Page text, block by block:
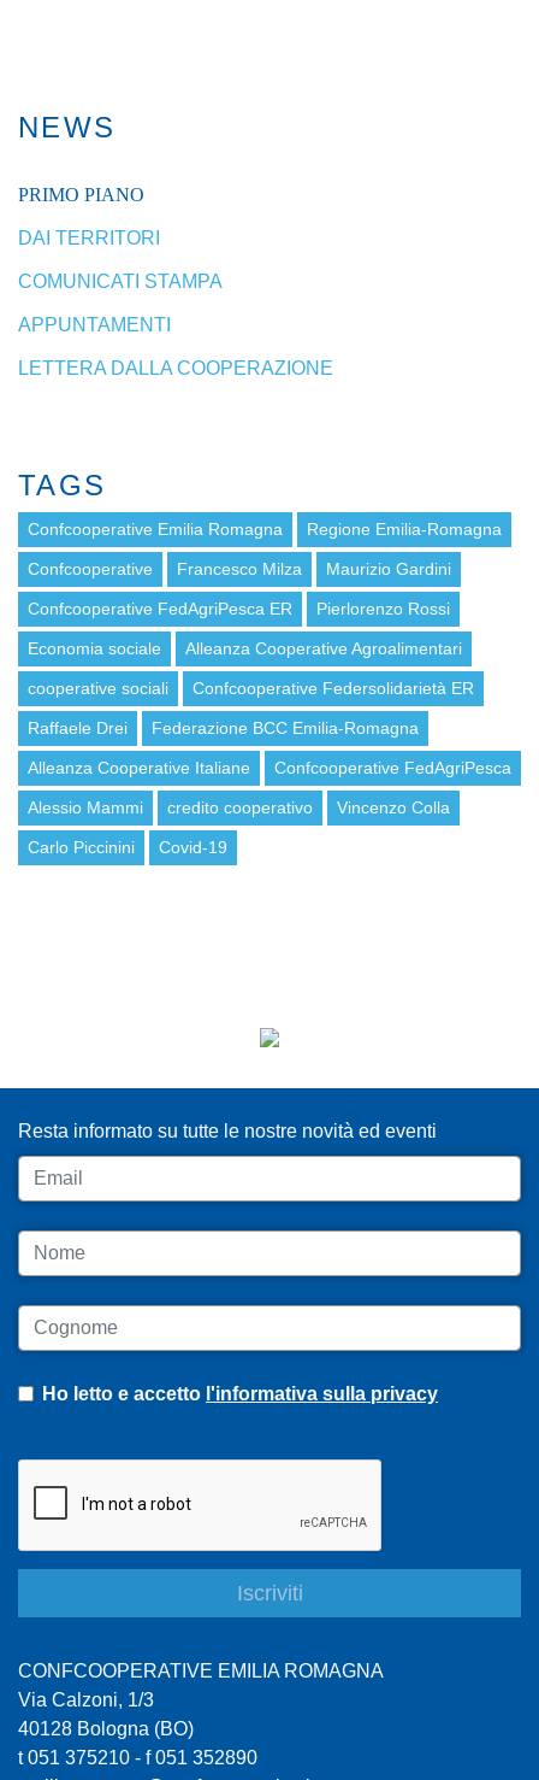
NEWS
PRIMO PIANO
DAI TERRITORI
COMUNICATI STAMPA
APPUNTAMENTI
LETTERA DALLA COOPERAZIONE
TAGS
Confcooperative Emilia Romagna Regione Emilia-Romagna
Confcooperative Francesco Milza Maurizio Gardini
Confcooperative FedAgriPesca ER Pierlorenzo Rossi
Economia sociale Alleanza Cooperative Agroalimentari
cooperative sociali Confcooperative Federsolidarietà ER
Raffaele Drei Federazione BCC Emilia-Romagna
Alleanza Cooperative Italiane Confcooperative FedAgriPesca
Alessio Mammi credito cooperativo Vincenzo Colla
Carlo Piccinini Covid-19
Resta informato su tutte le nostre novità ed eventi
Email
Nome
Cognome
Ho letto e accetto l'informativa sulla privacy
CONFCOOPERATIVE EMILIA ROMAGNA
Via Calzoni, 1/3
40128 Bologna (BO)
t 051 375210 - f 051 352890